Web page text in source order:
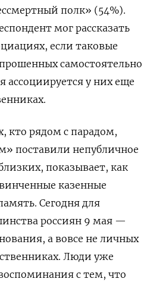
полк» (54%).
мог рассказать
если таковые
самостоятельно
ассоциируется у них еще
кто рядом с парадом,
поставили непубличное
показывает, как
казенные
Сегодня для
россиян 9 мая —
а вовсе не личных
Люди уже
с тем, что